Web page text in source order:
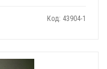
Код: 43904-1